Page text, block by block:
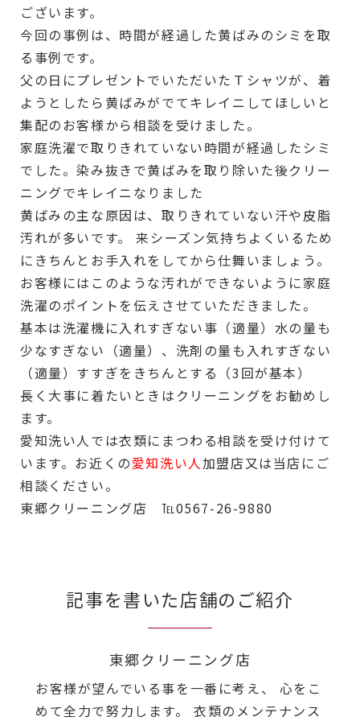
ございます。
今回の事例は、時間が経過した黄ばみのシミを取
る事例です。
父の日にプレゼントでいただいたＴシャツが、着
ようとしたら黄ばみがでてキレイニしてほしいと
集配のお客様から相談を受けました。
家庭洗濯で取りきれていない時間が経過したシミ
でした。染み抜きで黄ばみを取り除いた後クリー
ニングでキレイニなりました
黄ばみの主な原因は、取りきれていない汗や皮脂
汚れが多いです。 来シーズン気持ちよくいるため
にきちんとお手入れをしてから仕舞いましょう。
お客様にはこのような汚れができないように家庭
洗濯のポイントを伝えさせていただきました。
基本は洗濯機に入れすぎない事（適量）水の量も
少なすぎない（適量）、洗剤の量も入れすぎない
（適量）すすぎをきちんとする（3回が基本）
長く大事に着たいときはクリーニングをお勧めし
ます。
愛知洗い人では衣類にまつわる相談を受け付けて
います。お近くの愛知洗い人 加盟店又は当店にご
相談ください。
東郷クリーニング店 ℡0567-26-9880
記事を書いた店舗のご紹介
東郷クリーニング店
お客様が望んでいる事を一番に考え、 心をこ
めて全力で努力します。 衣類のメンテナンス